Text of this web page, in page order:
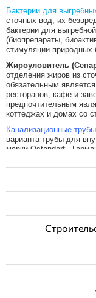
Бактерии для
сточных вод, их
бактерии для
(биопрепараты,
стимуляции природных
Жироуловитель
отделения жиров из
обязательным
ресторанов, кафе и
предпочтительным
коттеджах и домах со
Канализационные
варианта трубы для
марки Ostendorf -
соединительные
Системы обратного
качества. Однако от
производительность
осмоса
бытовые системы
компактные
проточные
хозяйственно-